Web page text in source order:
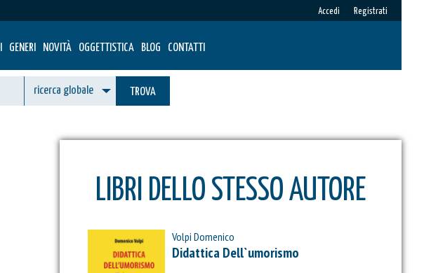
Registrati
Accedi
GENERI NOVITÀ OGGETTISTICA BLOG CONTATTI
TROVA
LIBRI DELLO STESSO AUTORE
Volpi Domenico
Didattica Dell`umorismo